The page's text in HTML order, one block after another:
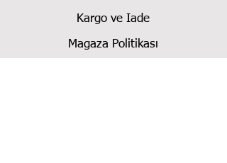
Kargo ve Iade
Magaza Politikası